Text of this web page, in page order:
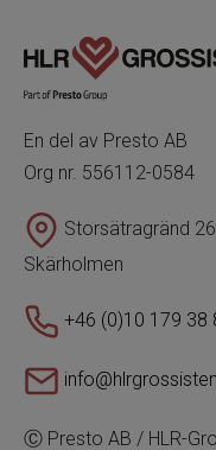
En del av Presto AB
Org nr. 556112-0584
Storsätragränd
Skärholmen
+46 (0)10 179 38
Ⓒ Presto AB / HLR-